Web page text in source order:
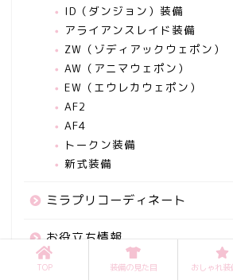
ID（ダンジョン）装備
アライアンスレイド装備
ZW（ゾディアックウェポン）
AW（アニマウェポン）
EW（エウレカウェポン）
AF2
AF4
トークン装備
新式装備
ミラプリコーディネート
お役立ち情報
傘（パラソル）
TOP 装備の見た目 おしゃれ装